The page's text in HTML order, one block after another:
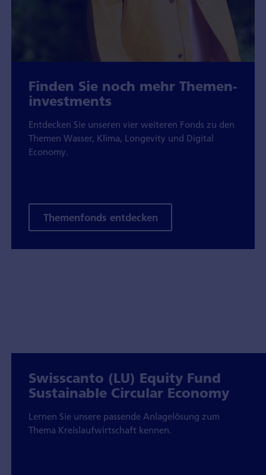
Finden Sie noch mehr Themen­
investments
Entdecken Sie unseren vier weiteren Fonds zu den
Themen Wasser, Klima, Longevity und Digital
Economy.
Themenfonds entdecken
Swisscanto (LU) Equity Fund
Sustainable Circular Economy
Lernen Sie unsere passende Anlagelösung zum
Thema Kreislaufwirtschaft kennen.